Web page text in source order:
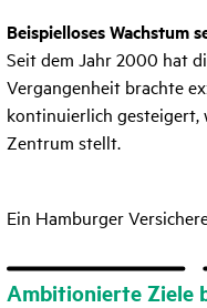
Beispielloses Wachstum
Seit dem Jahr 2000 hat
Vergangenheit brachte
kontinuierlich gesteigert,
Zentrum stellt.
Ein Hamburger
Ambi­tio­nierte Ziele